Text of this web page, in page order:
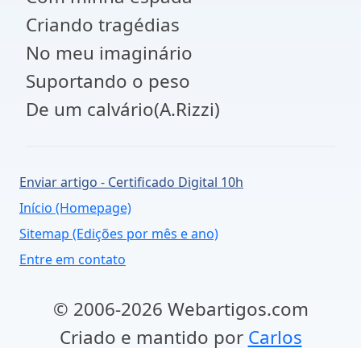
Criando tragédias
No meu imaginário
Suportando o peso
De um calvário(A.Rizzi)
Enviar artigo - Certificado Digital 10h
Início (Homepage)
Sitemap (Edições por mês e ano)
Entre em contato
© 2006-2026 Webartigos.com
Criado e mantido por Carlos